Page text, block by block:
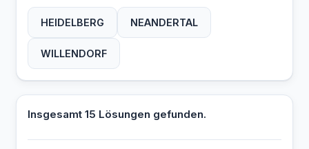
HEIDELBERG NEANDERTAL
WILLENDORF
Insgesamt 15 Lösungen gefunden.